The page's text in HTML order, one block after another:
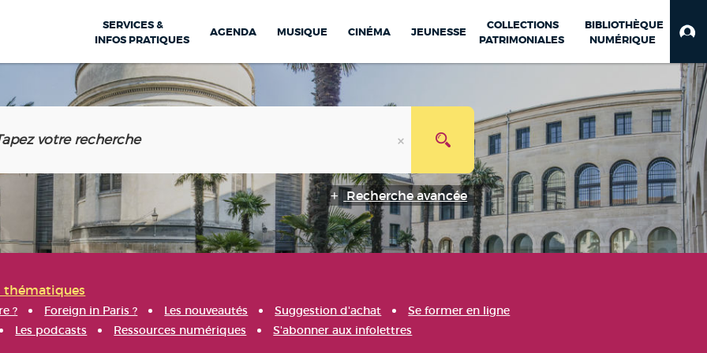
SERVICES &
INFOS PRATIQUES
AGENDA MUSIQUE CINÉMA JEUNESSE
COLLECTIONS
PATRIMONIALES
BIBLIOTHÈQUE
NUMÉRIQUE
Recherche avancée
thématiques
? Foreign in Paris ? Les nouveautés Suggestion d'achat
Se former en ligne
Les podcasts Ressources numériques S'abonner aux infolettres